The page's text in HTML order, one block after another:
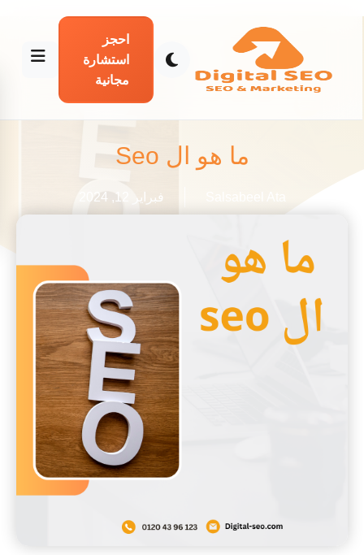
احجز
استشارة
مجانية
ما هو ال Seo
فبراير 12, 2024